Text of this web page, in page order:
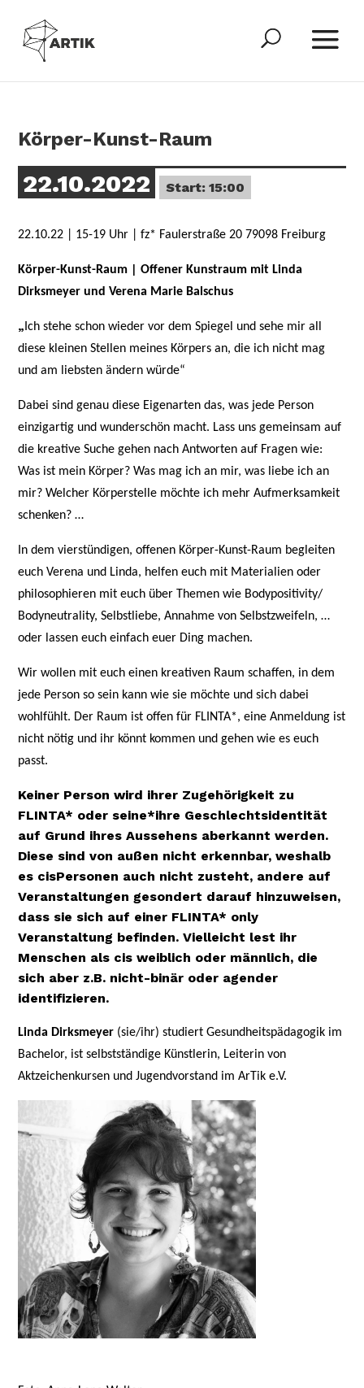
Körper-Kunst-Raum
22.10.2022 Start: 15:00
22.10.22 | 15-19 Uhr | fz* Faulerstraße 20 79098 Freiburg
Körper-Kunst-Raum | Offener Kunstraum mit Linda
Dirksmeyer und Verena Marie Balschus
„ Ich stehe schon wieder vor dem Spiegel und sehe mir all
diese kleinen Stellen meines Körpers an, die ich nicht mag
und am liebsten ändern würde“
Dabei sind genau diese Eigenarten das, was jede Person
einzigartig und wunderschön macht. Lass uns gemeinsam auf
die kreative Suche gehen nach Antworten auf Fragen wie:
Was ist mein Körper? Was mag ich an mir, was liebe ich an
mir? Welcher Körperstelle möchte ich mehr Aufmerksamkeit
schenken? …
In dem vierstündigen, offenen Körper-Kunst-Raum begleiten
euch Verena und Linda, helfen euch mit Materialien oder
philosophieren mit euch über Themen wie Bodypositivity/
Bodyneutrality, Selbstliebe, Annahme von Selbstzweifeln, …
oder lassen euch einfach euer Ding machen.
Wir wollen mit euch einen kreativen Raum schaffen, in dem
jede Person so sein kann wie sie möchte und sich dabei
wohlfühlt. Der Raum ist offen für FLINTA*, eine Anmeldung ist
nicht nötig und ihr könnt kommen und gehen wie es euch
passt.
Keiner Person wird ihrer Zugehörigkeit zu
FLINTA* oder seine*ihre Geschlechtsidentität
auf Grund ihres Aussehens aberkannt werden.
Diese sind von außen nicht erkennbar, weshalb
es cisPersonen auch nicht zusteht, andere auf
Veranstaltungen gesondert darauf hinzuweisen,
dass sie sich auf einer FLINTA* only
Veranstaltung befinden. Vielleicht lest ihr
Menschen als cis weiblich oder männlich, die
sich aber z.B. nicht-binär oder agender
identifizieren.
Linda Dirksmeyer (sie/ihr) studiert Gesundheitspädagogik im
Bachelor, ist selbstständige Künstlerin, Leiterin von
Aktzeichenkursen und Jugendvorstand im ArTik e.V.